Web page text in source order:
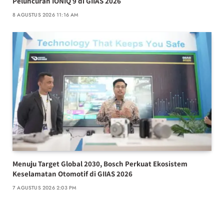
8 AGUSTUS 2026 11:16 AM
Menuju Target Global 2030, Bosch Perkuat Ekosistem
Keselamatan Otomotif di GIIAS 2026
7 AGUSTUS 2026 2:03 PM